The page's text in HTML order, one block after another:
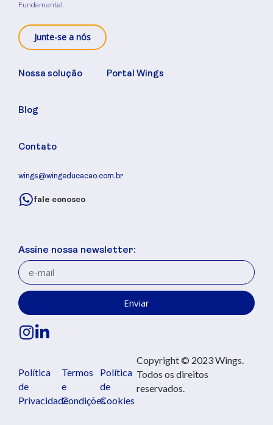
Fundamental.
Junte-se a nós
Nossa solução
Blog
Contato
Portal Wings
wings@wingeducacao.com.br
fale conosco
Assine nossa newsletter:
Enviar
Política
de
Privacidade
Termos
e
Condições
Política
de
Cookies
Copyright © 2023 Wings.
Todos os direitos
reservados.